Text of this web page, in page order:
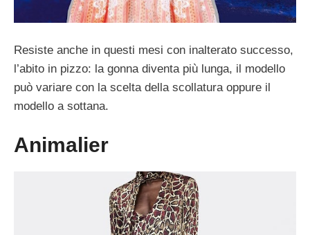
Resiste anche in questi mesi con inalterato successo,
l’abito in pizzo: la gonna diventa più lunga, il modello
può variare con la scelta della scollatura oppure il
modello a sottana.
Animalier